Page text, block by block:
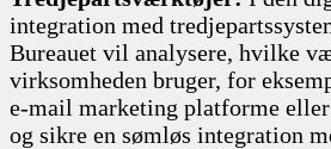
integration med
Bureauet vil analysere, hvilke
virksomheden bruger, for
e-mail marketing platforme
og sikre en sømløs integration